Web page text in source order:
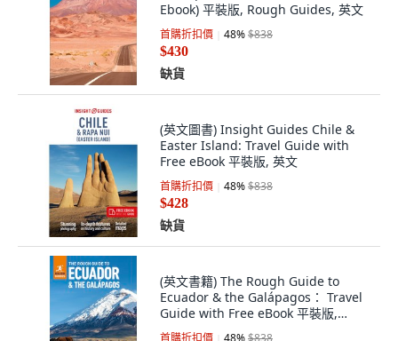
Ebook) 平裝版, Rough Guides, 英文
首購折扣價 48% $838
$430
缺貨
(英文圖書) Insight Guides Chile &
Easter Island: Travel Guide with
Free eBook 平裝版, 英文
首購折扣價 48% $838
$428
缺貨
(英文書籍) The Rough Guide to
Ecuador & the Galápagos： Travel
Guide with Free eBook 平裝版,
Rough Guides, 英文
首購折扣價 48% $838